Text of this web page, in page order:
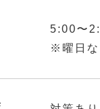
5:00〜
※曜日な